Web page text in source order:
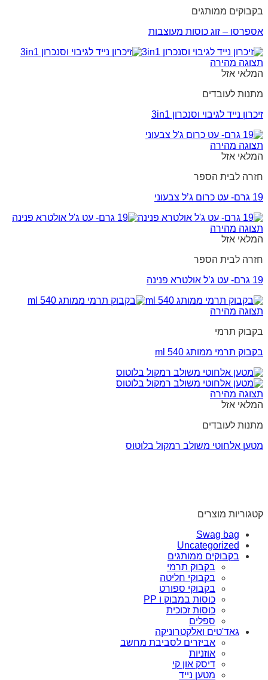
בקבוקים ממותגים
אספרסו – זוג כוסות מעוצבות
תצוגה מהירה
המלאי אזל
מתנות לעובדים
זיכרון נייד לגיבוי וסנכרון 3in1
תצוגה מהירה
המלאי אזל
חזרה לבית הספר
19 גרם- עט כרום ג’ל צבעוני
תצוגה מהירה
המלאי אזל
חזרה לבית הספר
19 גרם- עט ג’ל אולטרא פנינה
תצוגה מהירה
בקבוק תרמי
בקבוק תרמי ממותג 540 ml
תצוגה מהירה
המלאי אזל
מתנות לעובדים
מטען אלחוטי משולב רמקול בלוטוס
קטגוריות מוצרים
Swag bag
Uncategorized
בקבוקים ממותגים
בקבוק תרמי
בקבוקי חליטה
בקבוקי ספורט
כוסות במבוק ו PP
כוסות זכוכית
ספלים
גאד'טים ואלקטרוניקה
אביזרים לסביבת מחשב
אוזניות
דיסק און קי
מטען נייד